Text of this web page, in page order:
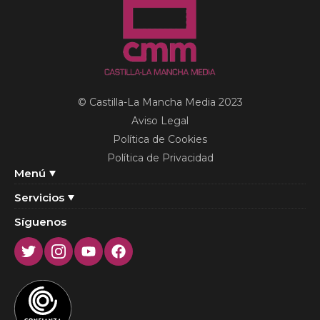
Menú
Servicios
© Castilla-La Mancha Media 2023
Aviso Legal
Política de Cookies
Política de Privacidad
Síguenos
TwitterInstagram
YoutubeFacebook